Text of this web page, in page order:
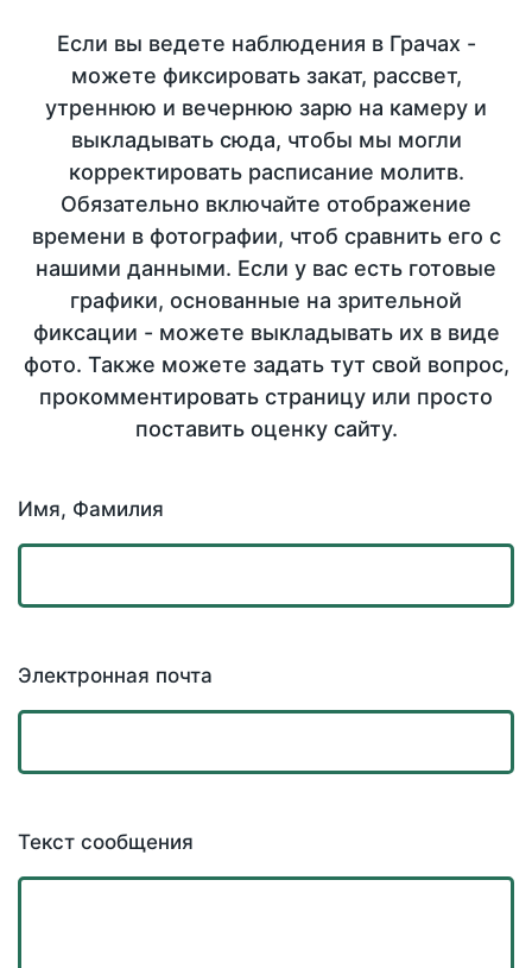
Если вы ведете наблюдения в Грачах -
можете фиксировать закат, рассвет,
утреннюю и вечернюю зарю на камеру и
выкладывать сюда, чтобы мы могли
корректировать расписание молитв.
Обязательно включайте отображение
времени в фотографии, чтоб сравнить его с
нашими данными. Если у вас есть готовые
графики, основанные на зрительной
фиксации - можете выкладывать их в виде
фото. Также можете задать тут свой вопрос,
прокомментировать страницу или просто
поставить оценку сайту.
Имя, Фамилия
Электронная почта
Текст сообщения